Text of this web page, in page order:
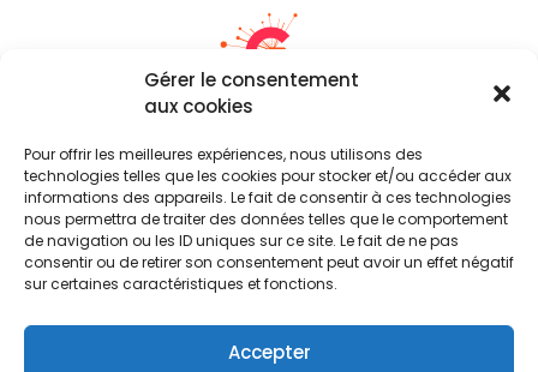
Gérer le consentement
aux cookies
Pour offrir les meilleures expériences, nous utilisons des
technologies telles que les cookies pour stocker et/ou accéder aux
informations des appareils. Le fait de consentir à ces technologies
nous permettra de traiter des données telles que le comportement
de navigation ou les ID uniques sur ce site. Le fait de ne pas
consentir ou de retirer son consentement peut avoir un effet négatif
sur certaines caractéristiques et fonctions.
Accepter
contact[a]gerontopole-na.fr
Parc d’Ester Technopole (Siège)
24, Rue Atlantis – Immeuble Boréal
87069 Limoges Cedex
74 rue Georges Bonnac
Les Jardins de Gambetta – Tour n° 4
33000 Bordeaux